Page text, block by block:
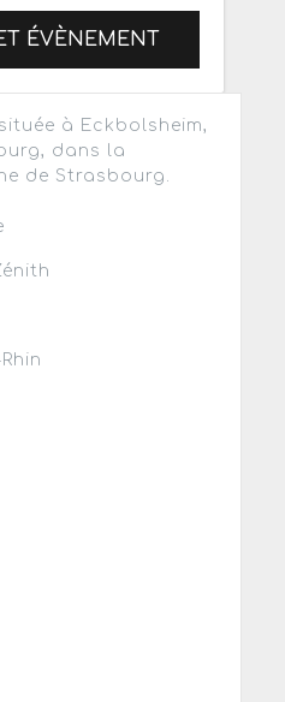
ÉVÈNEMENT
à Eckbolsheim,
dans la
de Strasbourg.